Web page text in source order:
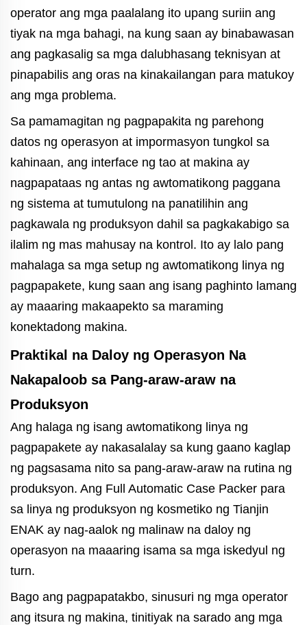
operator ang mga paalalang ito upang suriin ang
tiyak na mga bahagi, na kung saan ay binabawasan
ang pagkasalig sa mga dalubhasang teknisyan at
pinapabilis ang oras na kinakailangan para matukoy
ang mga problema.
Sa pamamagitan ng pagpapakita ng parehong
datos ng operasyon at impormasyon tungkol sa
kahinaan, ang interface ng tao at makina ay
nagpapataas ng antas ng awtomatikong paggana
ng sistema at tumutulong na panatilihin ang
pagkawala ng produksyon dahil sa pagkakabigo sa
ilalim ng mas mahusay na kontrol. Ito ay lalo pang
mahalaga sa mga setup ng awtomatikong linya ng
pagpapakete, kung saan ang isang paghinto lamang
ay maaaring makaapekto sa maraming
konektadong makina.
Praktikal na Daloy ng Operasyon Na
Nakapaloob sa Pang-araw-araw na
Produksyon
Ang halaga ng isang awtomatikong linya ng
pagpapakete ay nakasalalay sa kung gaano kaglap
ng pagsasama nito sa pang-araw-araw na rutina ng
produksyon. Ang Full Automatic Case Packer para
sa linya ng produksyon ng kosmetiko ng Tianjin
ENAK ay nag-aalok ng malinaw na daloy ng
operasyon na maaaring isama sa mga iskedyul ng
turn.
Bago ang pagpapatakbo, sinusuri ng mga operator
ang itsura ng makina, tinitiyak na sarado ang mga